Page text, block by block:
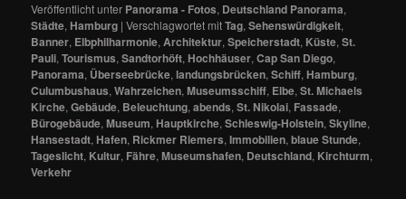
Veröffentlicht unter Panorama - Fotos, Deutschland Panorama,
Städte, Hamburg |Verschlagwortet mitTag,Sehenswürdigkeit,
Banner, Elbphilharmonie, Architektur,Speicherstadt, Küste,St.
Pauli,Tourismus,Sandtorhöft, Hochhäuser,Cap San Diego,
Panorama, Überseebrücke,landungsbrücken,Schiff, Hamburg,
Culumbushaus,Wahrzeichen,Museumsschiff, Elbe,St. Michaels
Kirche,Gebäude, Beleuchtung,abends,St. Nikolai, Fassade,
Bürogebäude,Museum, Hauptkirche,Schleswig-Holstein,Skyline,
Hansestadt, Hafen, Rickmer Riemers,Immobilien,blaue Stunde,
Tageslicht, Kultur, Fähre,Museumshafen, Deutschland, Kirchturm,
Verkehr